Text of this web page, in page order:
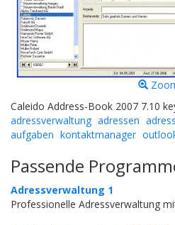
Caleido Address-Book 2007 7.10
adressverwaltung adressen
aufgaben kontaktmanager
Passende
Adressverwaltung 1
Professionelle Adressverwaltung